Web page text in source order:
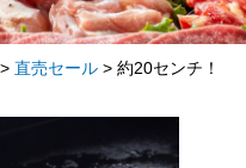
直売セール> 約20センチ！